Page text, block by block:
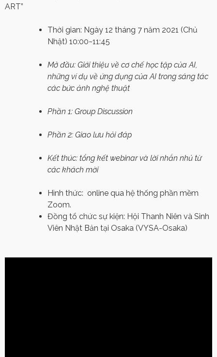
ART”
Thời gian: Ngày 12 tháng 7 năm 2021 (Chủ
Nhật) 10:00~11:45
Mở đầu: Giới thiệu về cơ chế học tập của AI,
những ví dụ về ứng dụng của AI trong sáng tác
các bức ảnh nghệ thuật
Phần 1: Group Discussion
Phần 2: Giao lưu hỏi đáp
Kết thúc: tổng kết webinar và lời nhắn nhủ từ
các khách mời
Hình thức: online qua hệ thống phần mềm
Zoom.
Đồng tổ chức sự kiện: Hội Thanh Niên và Sinh
Viên Nhật Bản tại Osaka (VYSA-Osaka)